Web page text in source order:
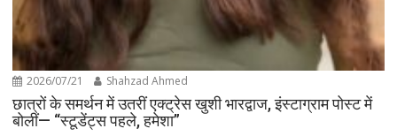
2026/07/21 Shahzad Ahmed
छात्रों के समर्थन में उतरीं एक्ट्रेस खुशी भारद्वाज, इंस्टाग्राम पोस्ट में
बोलीं— “स्टूडेंट्स पहले, हमेशा”